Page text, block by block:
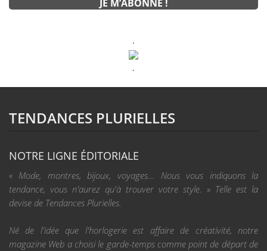
.
.
TENDANCES PLURIELLES
NOTRE LIGNE ÉDITORIALE
« Mode, montres, bijoux, voyages... Nous vous indiquons la
tendance, vous n'aurez qu'à trouver votre style. » Telle est la
devise de Tendances Plurielles.
Né de l'idée que l'horlogerie est affaire de créativité, notre
magazine Web a choisi le garde-temps comme point de départ de